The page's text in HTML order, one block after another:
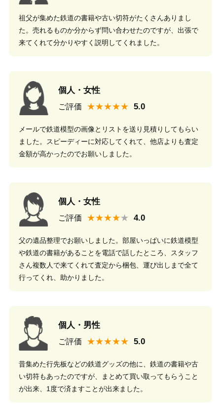
祖父が集めた鉄道の書籍や古い切符がたくさんありまし
た。売れるものか分からず問い合わせたのですが、出張で
来てくれて分かりやすく説明してくれました。
個人・女性
ご評価 ★★★★★
メールで鉄道模型の画像とリストを送り見積りしてもらい
ました。スピーディーに対応してくれて、他店よりも査定
金額が高かったのでお願いしました。
個人・女性
ご評価 ★★★★
父の遺品整理でお願いしました。部屋いっぱいに鉄道模型
や鉄道の書籍があることを電話で話したところ、スタッフ
さん複数人で来てくれて査定から梱包、運び出しまで全て
行ってくれ、助かりました。
個人・男性
ご評価 ★★★★★
昔集めた行先板などの鉄道グッズの他に、鉄道の書籍や古
い切符もあったのですが、まとめて買い取ってもらうこと
が出来、1度で済ますことが出来ました。